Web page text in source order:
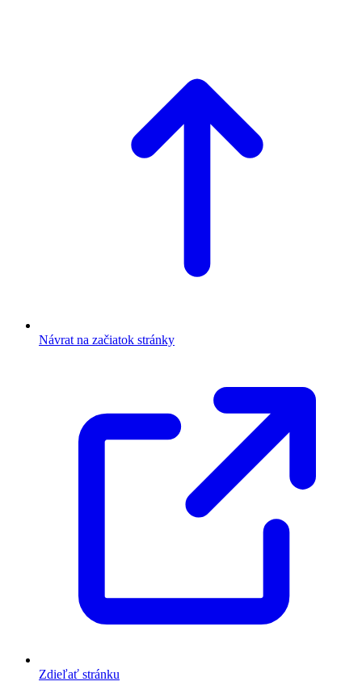
Návrat na začiatok stránky
Zdieľať stránku